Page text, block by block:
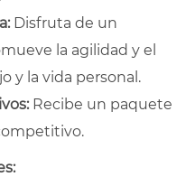
Disfruta de un
la agilidad y el
y la vida personal.
Recibe un paquete